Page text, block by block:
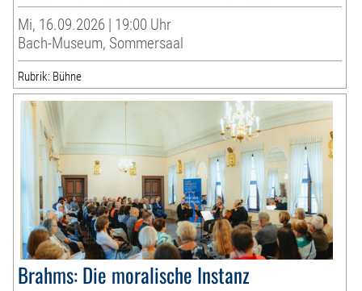
Mi, 16.09.2026 | 19:00 Uhr
Bach-Museum, Sommersaal
Rubrik: Bühne
Brahms: Die moralische Instanz